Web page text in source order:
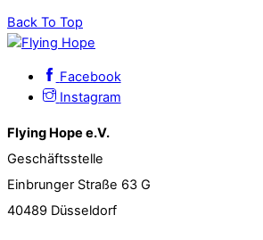
Back To Top
Facebook
Instagram
Flying Hope e.V.
Geschäftsstelle
Einbrunger Straße 63 G
40489 Düsseldorf